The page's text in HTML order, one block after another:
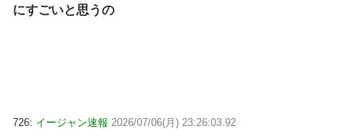
にすごいと思うの
726: イージャン速報 2026/07/06(月) 23:26:03.92